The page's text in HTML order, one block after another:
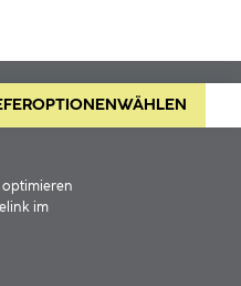
WÄHLEN
im